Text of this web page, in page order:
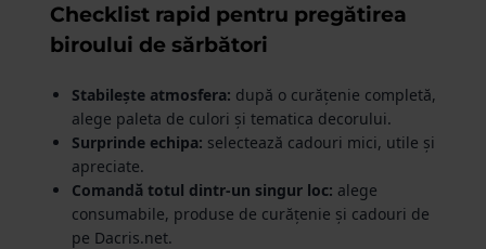
Checklist rapid pentru pregătirea
biroului de sărbători
Stabilește atmosfera: după o curățenie completă,
alege paleta de culori și tematica decorului.
Surprinde echipa: selectează cadouri mici, utile și
apreciate.
Comandă totul dintr-un singur loc: alege
consumabile, produse de curățenie și cadouri de
pe Dacris.net.